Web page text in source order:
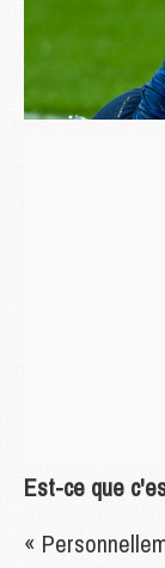
Est-ce que
«